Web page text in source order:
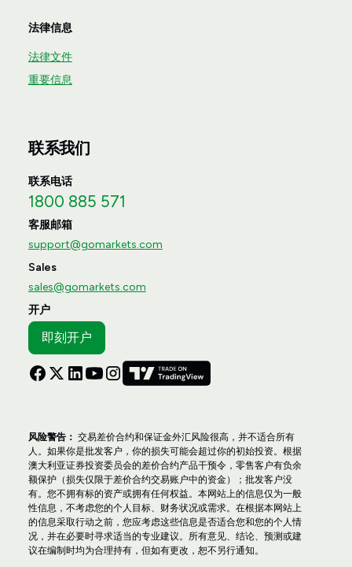
法律信息
法律文件
重要信息
联系我们
联系电话
1800 885 571
客服邮箱
support@gomarkets.com
Sales
sales@gomarkets.com
开户
即刻开户
风险警告： 交易差价合约和保证金外汇风险很高，并不适合所有
人。如果你是批发客户，你的损失可能会超过你的初始投资。根据
澳大利亚证券投资委员会的差价合约产品干预令，零售客户有负余
额保护（损失仅限于差价合约交易账户中的资金）；批发客户没
有。您不拥有标的资产或拥有任何权益。本网站上的信息仅为一般
性信息，不考虑您的个人目标、财务状况或需求。在根据本网站上
的信息采取行动之前，您应考虑这些信息是否适合您和您的个人情
况，并在必要时寻求适当的专业建议。所有意见、结论、预测或建
议在编制时均为合理持有，但如有更改，恕不另行通知。